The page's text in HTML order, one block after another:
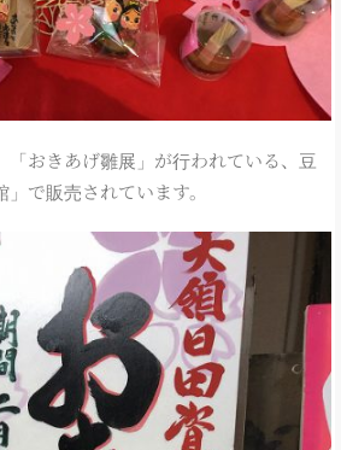
「おきあげ雛展」が行われている、豆
で販売されています。